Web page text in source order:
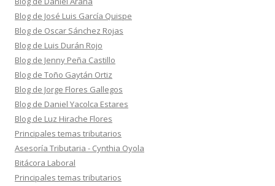
Blog de José Luis García Quispe
Blog de Oscar Sánchez Rojas
Blog de Luis Durán Rojo
Blog de Jenny Peña Castillo
Blog de Toño Gaytán Ortiz
Blog de Jorge Flores Gallegos
Blog de Daniel Yacolca Estares
Blog de Luz Hirache Flores
Principales temas tributarios
Asesoría Tributaria - Cynthia Oyola
Bitácora Laboral
Principales temas tributarios